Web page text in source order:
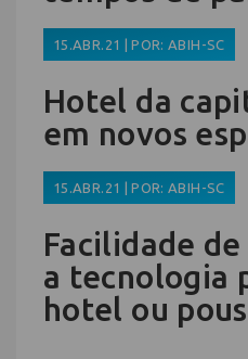
15.ABR.21 | POR: ABIH-SC
Hotel da
em novos
15.ABR.21 | POR: ABIH-SC
Facilidade
a tecnologia
hotel ou